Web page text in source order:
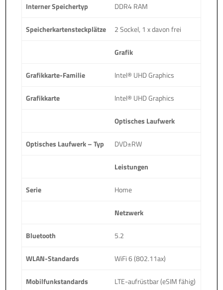
Interner Speichertyp DDR4 RAM
Speicherkartensteckplätze 2 Sockel, 1 x davon frei
Grafik
Grafikkarte-Familie Intel® UHD Graphics
Grafikkarte Intel® UHD Graphics
Optisches Laufwerk
Optisches Laufwerk – Typ DVD±RW
Leistungen
Serie Home
Netzwerk
Bluetooth 5.2
WLAN-Standards WiFi 6 (802.11ax)
Mobilfunkstandards LTE-aufrüstbar (eSIM fähig)